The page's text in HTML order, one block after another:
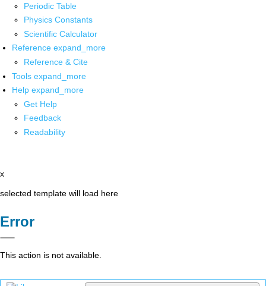
Periodic Table
Physics Constants
Scientific Calculator
Reference expand_more
Reference & Cite
Tools expand_more
Help expand_more
Get Help
Feedback
Readability
x
selected template will load here
Error
This action is not available.